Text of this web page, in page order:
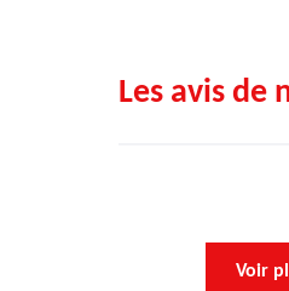
Les avis de
Voir